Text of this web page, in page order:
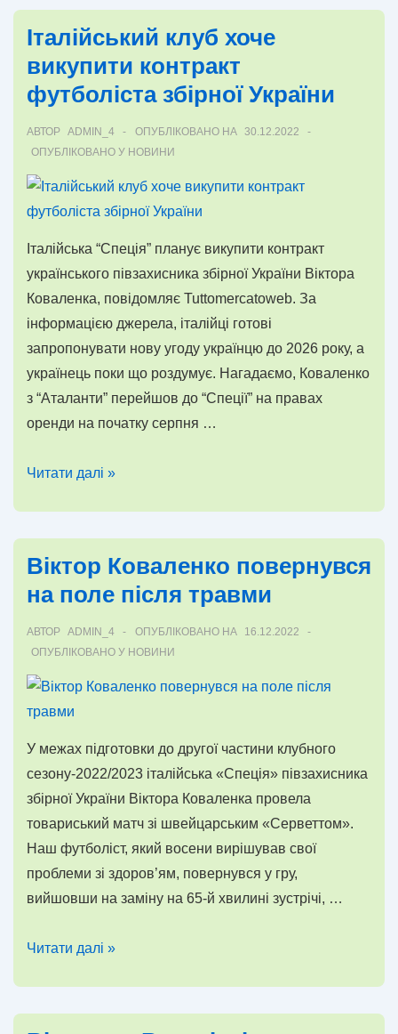
у
Херсоні
роздають
хто
цього
потребує”
Італійський клуб хоче
викупити контракт
футболіста збірної України
АВТОР ADMIN_4 ОПУБЛІКОВАНО НА 30.12.2022
ОПУБЛІКОВАНО У НОВИНИ
Італійська “Спеція” планує викупити контракт
українського півзахисника збірної України Віктора
Коваленка, повідомляє Tuttomercatoweb. За
інформацією джерела, італійці готові
запропонувати нову угоду українцю до 2026 року, а
українець поки що роздумує. Нагадаємо, Коваленко
з “Аталанти” перейшов до “Спеції” на правах
оренди на початку серпня …
Італійський
контракт
футболіста
України
Читати далі »
Віктор Коваленко повернувся
на поле після травми
АВТОР ADMIN_4 ОПУБЛІКОВАНО НА
16.12.2022
ОПУБЛІКОВАНО У НОВИНИ
У межах підготовки до другої частини клубного
сезону-2022/2023 італійська «Спеція» півзахисника
збірної України Віктора Коваленка провела
товариський матч зі швейцарським «Серветтом».
Наш футболіст, який восени вирішував свої
проблеми зі здоров’ям, повернувся у гру,
вийшовши на заміну на 65-й хвилині зустрічі, …
Віктор
Читати далі »